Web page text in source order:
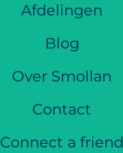
Afdelingen
Blog
Over Smollan
Contact
Connect a friend